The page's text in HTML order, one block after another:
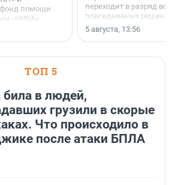
фонд помощи
«НИКА»
о
переходит в разряд
повседневных
5 августа, 13:56
ТОП 5
била в людей,
грузили в скорые
Что происходило в
после атаки БПЛА